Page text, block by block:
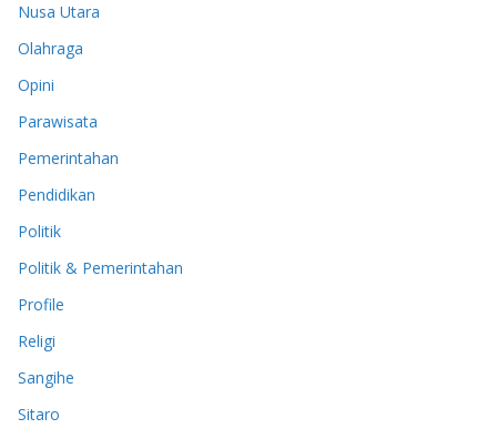
Nusa Utara
Olahraga
Opini
Parawisata
Pemerintahan
Pendidikan
Politik
Politik & Pemerintahan
Profile
Religi
Sangihe
Sitaro